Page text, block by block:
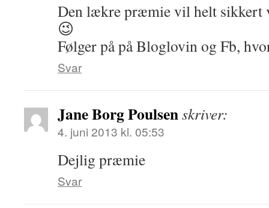
Den lækre præmie vil helt sikkert
😉
Følger på på Bloglovin og Fb,
Svar
Jane Borg Poulsenskriver:
4. juni 2013 kl. 05:53
Dejlig præmie
Svar